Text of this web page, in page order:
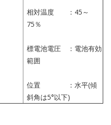
相対温度 ：45～
75％
標電池電圧 ：電池有効
範囲
位置 ：水平(傾
斜角は5°以下)